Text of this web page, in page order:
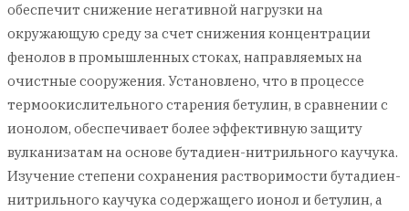
обеспечит снижение негативной нагрузки на
окружающую среду за счет снижения концентрации
фенолов в промышленных стоках, направляемых на
очистные сооружения. Установлено, что в процессе
термоокислительного старения бетулин, в сравнении с
ионолом, обеспечивает более эффективную защиту
вулканизатам на основе бутадиен-нитрильного каучука.
Изучение степени сохранения растворимости бутадиен-
нитрильного каучука содержащего ионол и бетулин, а